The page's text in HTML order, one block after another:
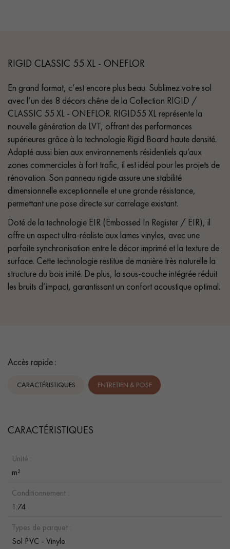
RIGID CLASSIC 55 XL - ONEFLOR
En grand format, c’est encore plus beau. Sublimez votre sol
avec l’un des 8 décors chêne de la Collection RIGID /
CLASSIC 55 XL - ONEFLOR. RIGID55 XL représente la
nouvelle génération de LVT, offrant des performances
supérieures grâce à la technologie Rigid Board haute densité.
Adapté aussi bien aux environnements résidentiels qu’aux
zones commerciales à fort trafic, il est idéal pour les projets de
rénovation. Son panneau rigide assure une stabilité
dimensionnelle exceptionnelle et une grande résistance,
permettant une pose directe sur carrelage existant.
Doté de la technologie EIR (Embossed In Register / EIR), il
offre un aspect ultra-réaliste aux lames vinyles, avec une
parfaite synchronisation entre le décor imprimé et la texture de
surface. Cette technologie restitue de manière très naturelle la
structure du bois imité. De plus, la sous-couche intégrée réduit
les bruits d’impact, garantissant un confort acoustique optimal.
Accès rapide :
CARACTÉRISTIQUES ENTRETIEN & POSE
CARACTÉRISTIQUES
Unité :
m²
Conditionnement :
1.74
Types de parquet :
Sol PVC - Vinyle